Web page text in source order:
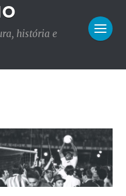
história e